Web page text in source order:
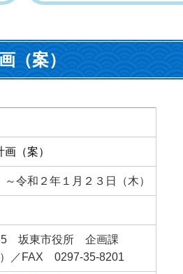
（案）
（案）
令和２年１月２３日（木）
坂東市役所 企画課
／FAX 0297-35-8201